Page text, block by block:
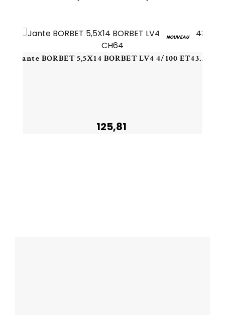
NOUVEAU
Jante BORBET 5,5X14 BORBET LV4 4/100 ET43 CH64
125,81